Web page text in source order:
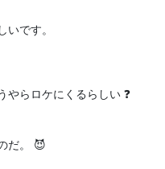
です。
やらロケにくるらしい ❓
だ。 😈